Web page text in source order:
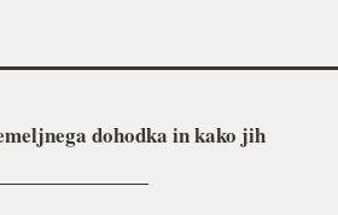
dohodka in kako jih